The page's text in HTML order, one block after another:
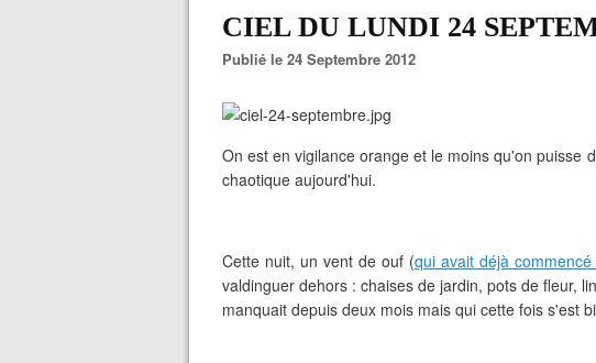
CIEL DU LUNDI 24
Publié le 24 Septembre 2012
On est en vigilance orange et le moins qu'on puisse
chaotique aujourd'hui.
Cette nuit, un vent de ouf (qui avait déjà
valdinguer dehors : chaises de jardin, pots de fleur,
manquait depuis deux mois mais qui cette fois s'est